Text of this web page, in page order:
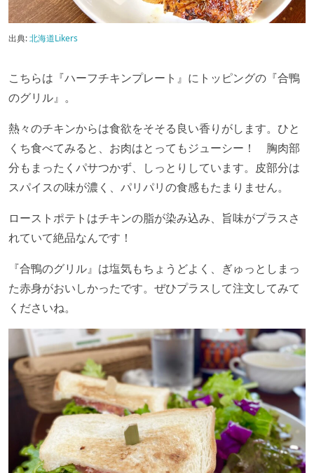
出典:北海道Likers
こちらは『ハーフチキンプレート』にトッピングの『合鴨
のグリル』。
熱々のチキンからは食欲をそそる良い香りがします。 ひと
くち食べてみると、お肉はとってもジューシー！ 胸肉部
分もまったくパサつかず、しっとりしています。皮部分は
スパイスの味が濃く、パリパリの食感もたまりません。
ローストポテトはチキンの脂が染み込み、旨味がプラスさ
れていて絶品なんです！
『合鴨のグリル』は塩気もちょうどよく、ぎゅっとしまっ
た赤身がおいしかったです。ぜひプラスして注文してみて
くださいね。